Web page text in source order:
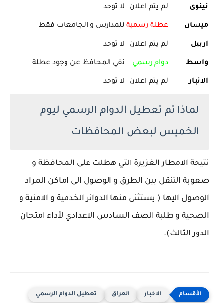
نينوى لم يتم اعلان لا توجد
ميسان عطلة رسمية للمدارس و الجامعات فقط
اربيل لم يتم اعلان لا توجد
واسط دوام رسمي نفي المحافظ عن وجود عطلة
الانبار لم يتم اعلان لا توجد
لماذا تم تعطيل الدوام الرسمي ليوم
الخميس لبعض المحافظات
نتيجة الامطار الغزيرة التي هطلت على المحافظة و
صعوبة التنقل بين الطرق و الوصول الى اماكن المراد
الوصول اليها ( يستثنى منها الدوائر الخدمية و الامنية و
الصحية و طلبة الصف السادس الاعدادي لأداء امتحان
الدور الثالث).
الاخبار العراق تعطيل الدوام الرسمي